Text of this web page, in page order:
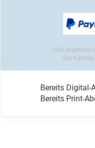
*Alle Angebote
Die
Bereits Digital-
Bereits Print-